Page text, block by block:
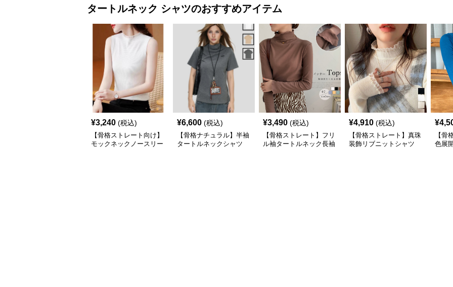
タートルネック シャツのおすすめアイテム
¥3,240 (税込)
【骨格ストレート向け】
モックネックノースリー
¥6,600 (税込)
【骨格ナチュラル】半袖
タートルネックシャツ
¥3,490 (税込)
【骨格ストレート】フリ
ル袖タートルネック長袖
¥4,910 (税込)
【骨格ストレート】真珠
装飾リブニットシャツ
¥
【骨
色展